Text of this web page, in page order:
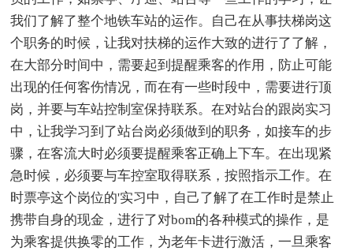
我们了解了整个地铁车站的运作。自己在从事扶梯岗这
个职务的时候，让我对扶梯的运作大致的进行了了解，
在大部分时间中，需要起到提醒乘客的作用，防止可能
出现的任何客伤情况，而在有一些时段中，需要进行顶
岗，并要与车站控制室保持联系。在对站台的跟岗实习
中，让我学习到了站台岗必须做到的职务，如接车的步
骤，在客流大时必须要提醒乘客正确上下车。在出现紧
急时候，必须要与车控室取得联系，按照指示工作。在
时票亭这个岗位的'实习中，自己了解了在工作时是禁止
携带自身的现金，进行了对bom的各种模式的操作，是
为乘客提供换零的工作，为老年卡进行激活，一旦乘客